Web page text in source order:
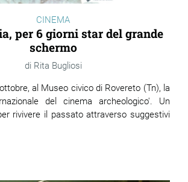
CINEMA
per 6 giorni star del grande
schermo
Rita Bugliosi
al Museo civico di Rovereto (Tn), la
del cinema archeologico'. Un
rivivere il passato attraverso suggestivi